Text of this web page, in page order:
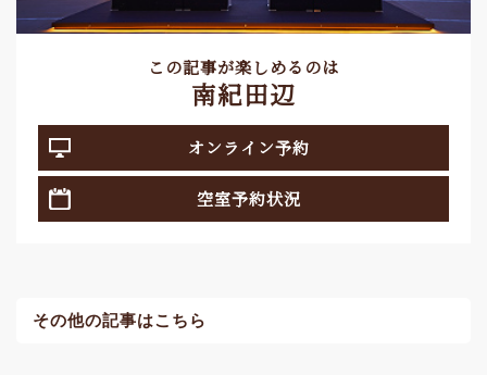
この記事が楽しめるのは
南紀田辺
オンライン予約
空室予約状況
その他の記事はこちら